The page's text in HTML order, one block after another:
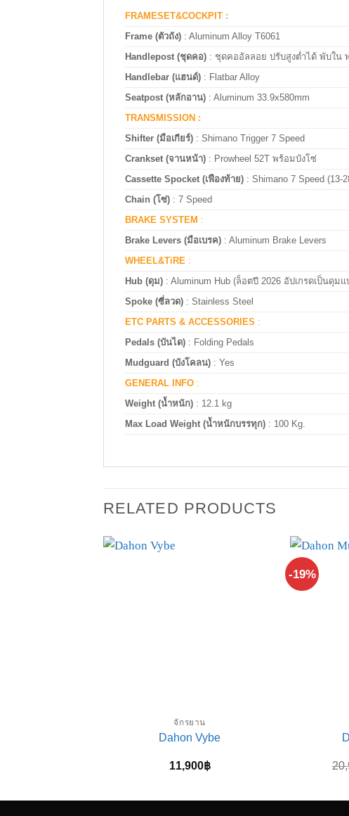
FRAMESET&COCKPIT :
Frame (ตัวถัง) : Aluminum Alloy T6061
Handlepost (ชุดคอ) : ชุดคออัลลอย ปรับสูงต่ำได้ พับใน
Handlebar (แฮนด์) : Flatbar Alloy
Seatpost (หลักอาน) : Aluminum 33.9x580mm
TRANSMISSION :
Shifter (มือเกียร์) : Shimano Trigger 7 Speed
Crankset (จานหน้า) : Prowheel 52T พร้อมบังโซ่
Cassette Spocket (เฟืองท้าย) : Shimano 7 Speed (13-
Chain (โซ่) : 7 Speed
BRAKE SYSTEM :
Brake Levers (มือเบรค) : Aluminum Brake Levers
WHEEL&TiRE :
Hub (ดุม) : Aluminum Hub (ล็อตปี 2026 อัปเกรดเป็นดุม
Spoke (ซี่ลวด) : Stainless Steel
ETC PARTS & ACCESSORIES :
Pedals (บันได) : Folding Pedals
Mudguard (บังโคลน) : Yes
GENERAL INFO :
Weight (น้ำหนัก) : 12.1 kg
Max Load Weight (น้ำหนักบรรทุก) : 100 Kg.
RELATED PRODUCTS
จักรยาน
Dahon Vybe
11,900฿
-19%